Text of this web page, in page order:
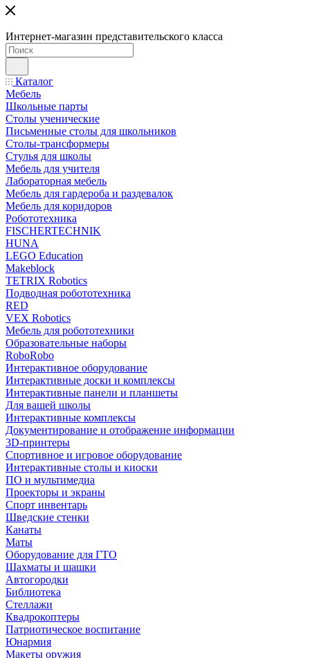
Интернет-магазин представительского класса
Каталог
Мебель
Школьные парты
Столы ученические
Письменные столы для школьников
Столы-трансформеры
Стулья для школы
Мебель для учителя
Лабораторная мебель
Мебель для гардероба и раздевалок
Мебель для коридоров
Робототехника
FISCHERTECHNIK
HUNA
LEGO Education
Makeblock
TETRIX Robotics
Подводная робототехника
RED
VEX Robotics
Мебель для робототехники
Образовательные наборы
RoboRobo
Интерактивное оборудование
Интерактивные доски и комплексы
Интерактивные панели и планшеты
Для вашей школы
Интерактивные комплексы
Документирование и отображение информации
3D-принтеры
Спортивное и игровое оборудование
Интерактивные столы и киоски
ПО и мультимедиа
Проекторы и экраны
Спорт инвентарь
Шведские стенки
Канаты
Маты
Оборудование для ГТО
Шахматы и шашки
Автогородки
Библиотека
Стеллажи
Квадрокоптеры
Патриотическое воспитание
Юнармия
Макеты оружия